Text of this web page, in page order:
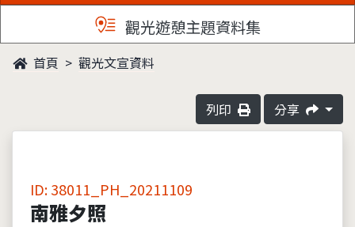
觀光遊憩主題資料集
首頁 觀光文宣資料
列印 分享
ID: 38011_PH_20211109
南雅夕照